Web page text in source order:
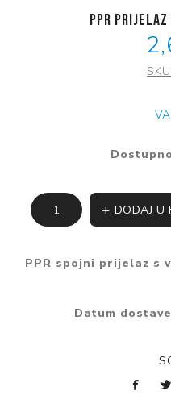
PPR
DODAJ U
PPR spojni prijelaz s
Datum